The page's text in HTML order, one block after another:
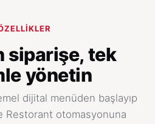
siparişe, tek
yönetin
dijital menüden başlayıp
Restorant otomasyonuna